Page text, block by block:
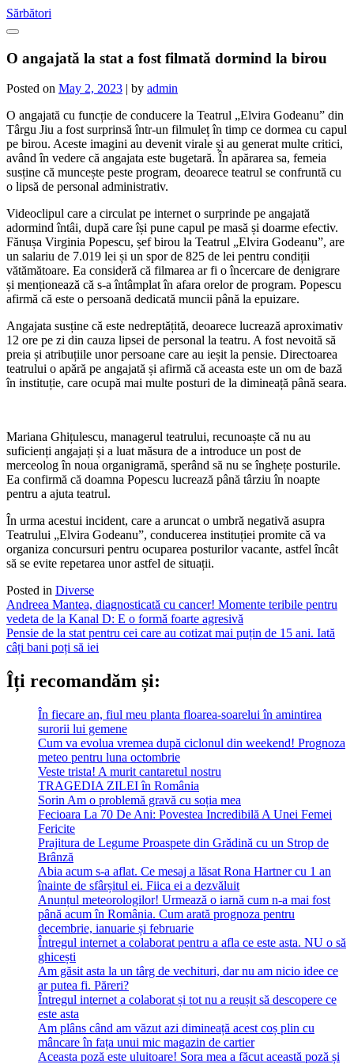
Skip
to
Sărbători
O angajată la stat a fost filmată dormind la birou
Posted on May 2, 2023 | by admin
O angajată cu funcție de conducere la Teatrul „Elvira Godeanu” din
Târgu Jiu a fost surprinsă într-un filmuleț în timp ce dormea cu capul
pe birou. Aceste imagini au devenit virale și au generat multe critici,
având în vedere că angajata este bugetară. În apărarea sa, femeia
susține că muncește peste program, deoarece teatrul se confruntă cu
o lipsă de personal administrativ.
Videoclipul care a circulat pe internet o surprinde pe angajată
adormind întâi, după care își pune capul pe masă și doarme efectiv.
Fănușa Virginia Popescu, șef birou la Teatrul „Elvira Godeanu”, are
un salariu de 7.019 lei și un spor de 825 de lei pentru condiții
vătămătoare. Ea consideră că filmarea ar fi o încercare de denigrare
și menționează că s-a întâmplat în afara orelor de program. Popescu
afirmă că este o persoană dedicată muncii până la epuizare.
Angajata susține că este nedreptățită, deoarece lucrează aproximativ
12 ore pe zi din cauza lipsei de personal la teatru. A fost nevoită să
preia și atribuțiile unor persoane care au ieșit la pensie. Directoarea
teatrului o apără pe angajată și afirmă că aceasta este un om de bază
în instituție, care ocupă mai multe posturi de la dimineață până seara.
Mariana Ghițulescu, managerul teatrului, recunoaște că nu au
suficienți angajați și a luat măsura de a introduce un post de
merceolog în noua organigramă, sperând să nu se înghețe posturile.
Ea confirmă că doamna Popescu lucrează până târziu în noapte
pentru a ajuta teatrul.
În urma acestui incident, care a aruncat o umbră negativă asupra
Teatrului „Elvira Godeanu”, conducerea instituției promite că va
organiza concursuri pentru ocuparea posturilor vacante, astfel încât
să se evite repetarea unor astfel de situații.
Posted in Diverse
Post
navigation
Andreea Mantea, diagnosticată cu cancer! Momente teribile pentru
vedeta de la Kanal D: E o formă foarte agresivă
Pensie de la stat pentru cei care au cotizat mai puțin de 15 ani. Iată
câți bani poți să iei
Îți recomandăm și:
În fiecare an, fiul meu planta floarea-soarelui în amintirea
surorii lui gemene
Cum va evolua vremea după ciclonul din weekend! Prognoza
meteo pentru luna octombrie
Veste trista! A murit cantaretul nostru
TRAGEDIA ZILEI în România
Sorin Am o problemă gravă cu soția mea
Fecioara La 70 De Ani: Povestea Incredibilă A Unei Femei
Fericite
Prajitura de Legume Proaspete din Grădină cu un Strop de
Brânză
Abia acum s-a aflat. Ce mesaj a lăsat Rona Hartner cu 1 an
înainte de sfârșitul ei. Fiica ei a dezvăluit
Anunțul meteorologilor! Urmează o iarnă cum n-a mai fost
până acum în România. Cum arată prognoza pentru
decembrie, ianuarie și februarie
Întregul internet a colaborat pentru a afla ce este asta. NU o să
ghicești
Am găsit asta la un târg de vechituri, dar nu am nicio idee ce
ar putea fi. Păreri?
Întregul internet a colaborat și tot nu a reușit să descopere ce
este asta
Am plâns când am văzut azi dimineață acest coș plin cu
mâncare în fața unui mic magazin de cartier
Aceasta poză este uluitoare! Sora mea a făcut această poză și